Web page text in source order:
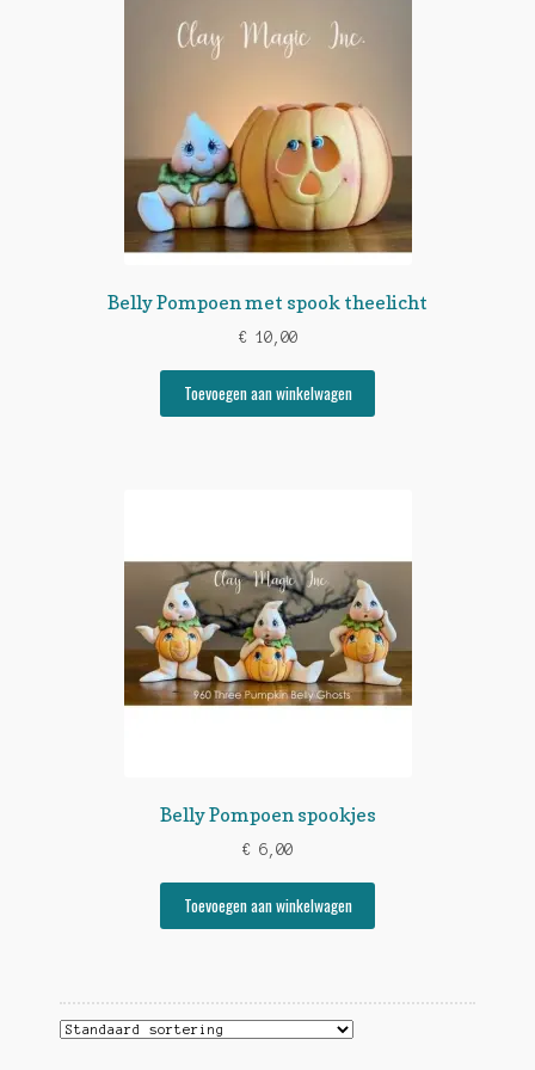
Belly Pompoen met spook theelicht
€ 10,00
Toevoegen aan winkelwagen
Belly Pompoen spookjes
€ 6,00
Toevoegen aan winkelwagen